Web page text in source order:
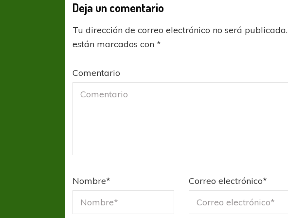
Deja un comentario
Tu dirección de correo electrónico no será publicada.
están marcados con*
Comentario
Nombre* Correo electrónico*